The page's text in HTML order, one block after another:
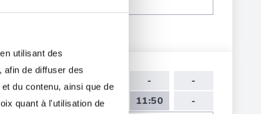
utilisant des
de diffuser des
du contenu, ainsi que de
quant à l'utilisation de
14:50 15:25 - - -
09:30 10:05 11:15 11:50
-